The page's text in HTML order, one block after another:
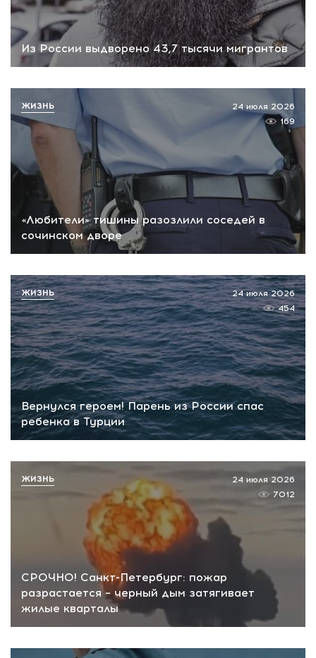
Из России выдворено 43,7 тысячи мигрантов
«Любители» тишины разозлили соседей в
сочинском дворе
24 июля 2026
169
ЖИЗНЬ
Вернулся героем! Парень из России спас
ребенка в Турции
24 июля 2026
454
ЖИЗНЬ
СРОЧНО! Санкт-Петербург: пожар
разрастается – черный дым затягивает
жилые кварталы
24 июля 2026
7012
ЖИЗНЬ